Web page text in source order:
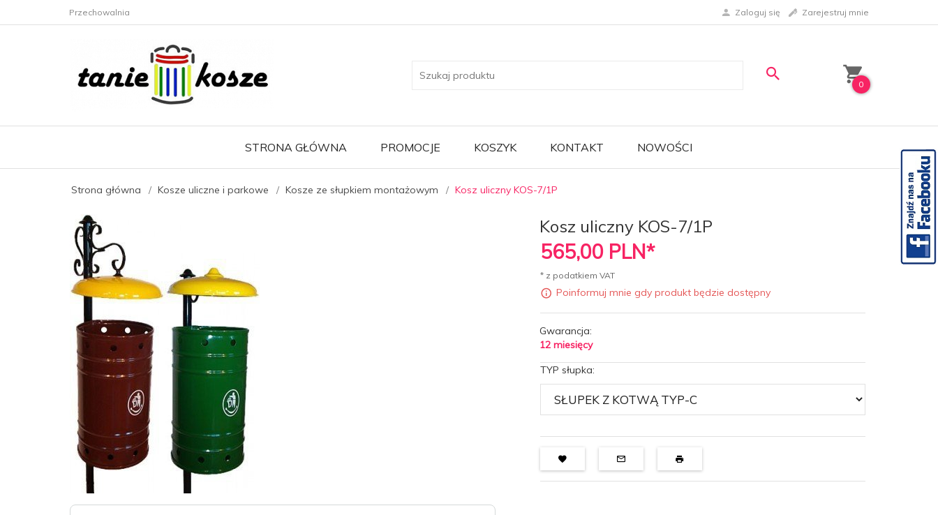
Przechowalnia Zaloguj się Zarejestruj mnie
0
STRONA GŁÓWNA PROMOCJE KOSZYK KONTAKT NOWOŚCI
Strona główna Kosze uliczne i parkowe Kosze ze słupkiem montażowym Kosz uliczny KOS-7/1P
Kosz uliczny KOS-7/1P
565,00 PLN*
* z podatkiem VAT
Poinformuj mnie gdy produkt będzie dostępny
Gwarancja:
12 miesięcy
TYP słupka: